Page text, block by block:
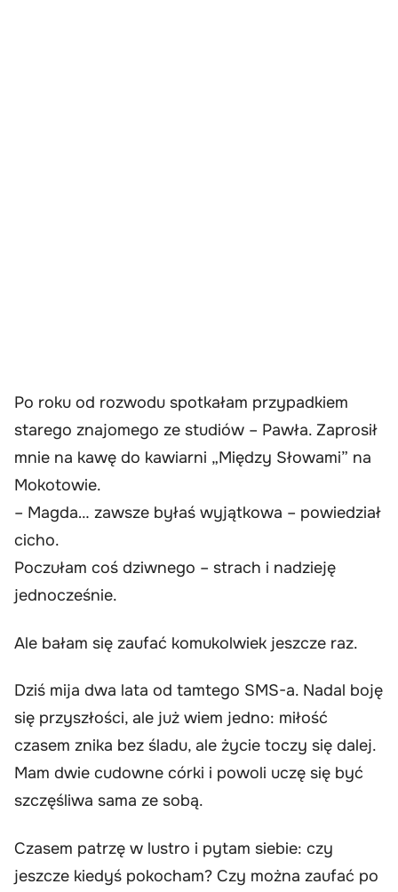
Po roku od rozwodu spotkałam przypadkiem
starego znajomego ze studiów – Pawła. Zaprosił
mnie na kawę do kawiarni „Między Słowami” na
Mokotowie.
– Magda… zawsze byłaś wyjątkowa – powiedział
cicho.
Poczułam coś dziwnego – strach i nadzieję
jednocześnie.
Ale bałam się zaufać komukolwiek jeszcze raz.
Dziś mija dwa lata od tamtego SMS-a. Nadal boję
się przyszłości, ale już wiem jedno: miłość
czasem znika bez śladu, ale życie toczy się dalej.
Mam dwie cudowne córki i powoli uczę się być
szczęśliwa sama ze sobą.
Czasem patrzę w lustro i pytam siebie: czy
jeszcze kiedyś pokocham? Czy można zaufać po